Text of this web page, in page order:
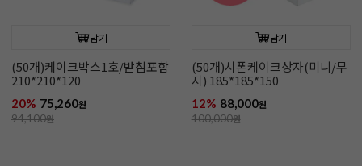
담기
(50개)케이크박스1호/받침포함
210*210*120
20% 75,260원
94,100원
담기
(50개)시폰케이크상자(미니/무
지) 185*185*150
12% 88,000원
100,000원